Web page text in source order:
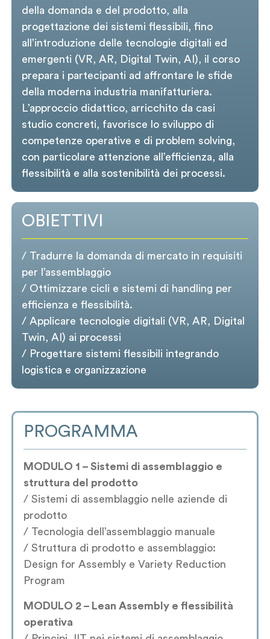
della domanda e del prodotto, alla
progettazione dei sistemi flessibili, fino
all’introduzione delle tecnologie digitali ed
emergenti (VR, AR, Digital Twin, AI), il corso
prepara i partecipanti ad affrontare le sfide
della moderna industria manifatturiera.
L’approccio didattico, arricchito da casi
studio concreti, favorisce lo sviluppo di
competenze operative e di problem solving,
con particolare attenzione all’efficienza, alla
flessibilità e alla sostenibilità dei processi.
OBIETTIVI
/ Tradurre la domanda di mercato in requisiti
per l’assemblaggio
/ Ottimizzare cicli e sistemi di handling per
efficienza e flessibilità.
/ Applicare tecnologie digitali (VR, AR, Digital
Twin, AI) ai processi
/ Progettare sistemi flessibili integrando
logistica e organizzazione
PROGRAMMA
MODULO 1 – Sistemi di assemblaggio e
struttura del prodotto
/ Sistemi di assemblaggio nelle aziende di
prodotto
/ Tecnologia dell’assemblaggio manuale
/ Struttura di prodotto e assemblaggio:
Design for Assembly e Variety Reduction
Program
MODULO 2 – Lean Assembly e flessibilità
operativa